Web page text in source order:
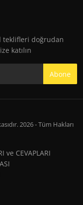
teklifleri doğrudan
katılın
Abone
2026 - Tüm Hakları
ve CEVAPLARI